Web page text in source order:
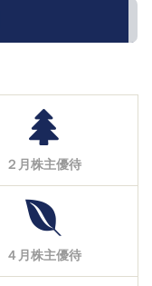
２月株主優待
４月株主優待